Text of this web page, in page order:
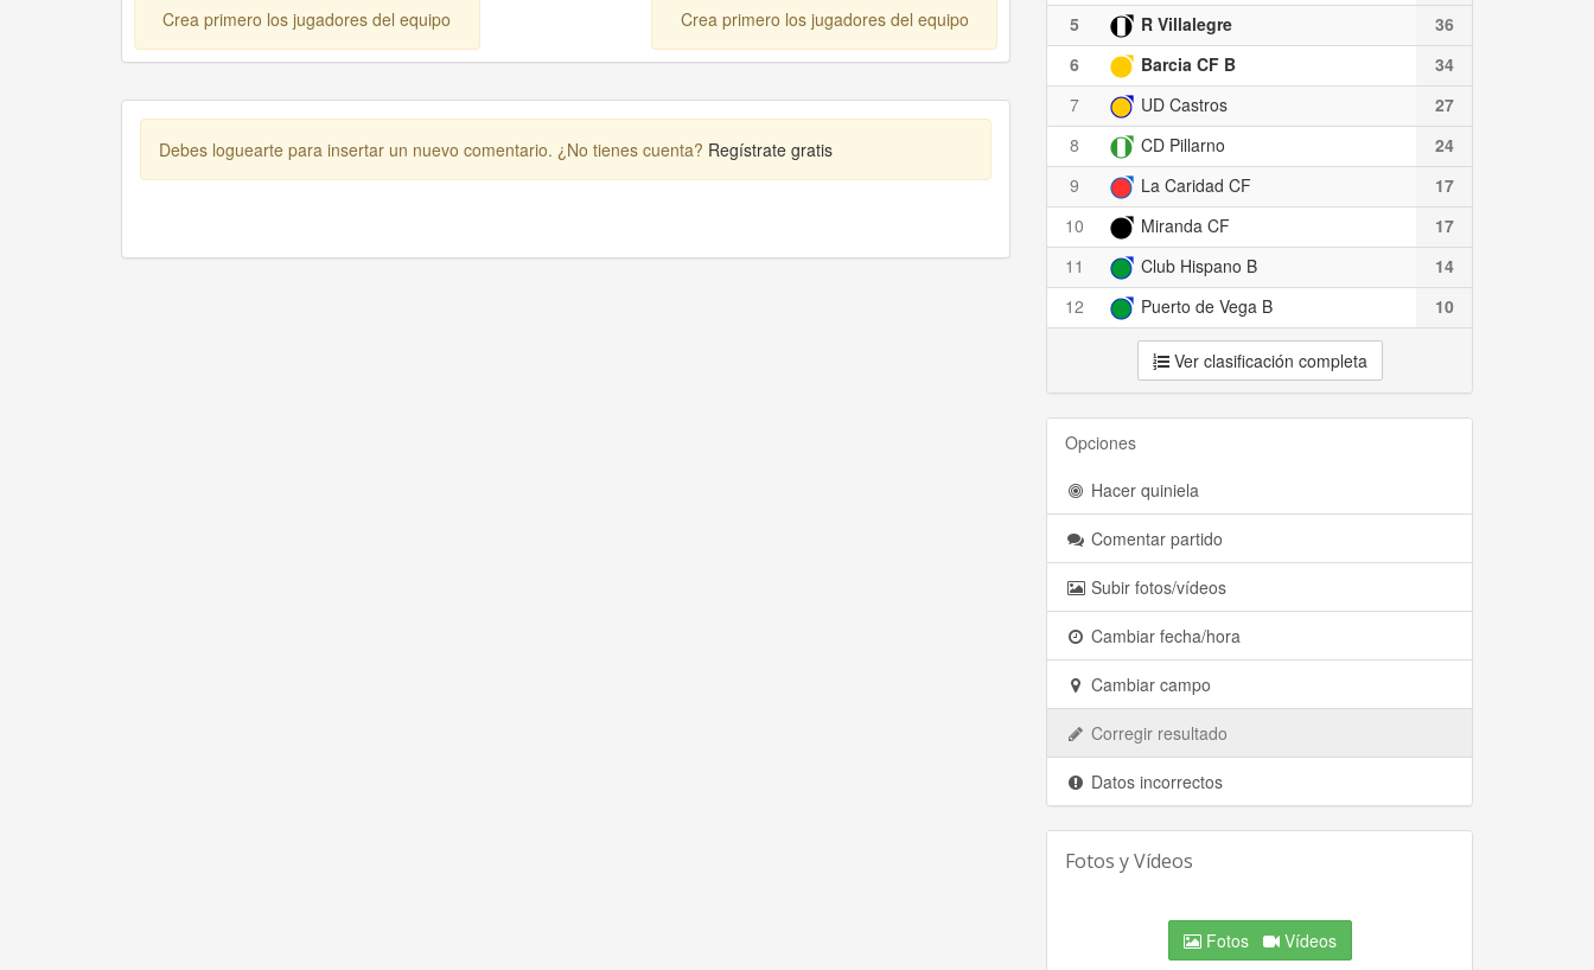
Crea primero los jugadores del equipo Crea primero los jugadores del equipo
Debes loguearte para insertar un nuevo comentario. ¿No tienes cuenta? Regístrate gratis
5
R Villalegre
36
6
Barcia CF B
34
7
UD Castros
27
8
CD Pillarno
24
9
La Caridad CF
17
10
Miranda CF
17
11
Club Hispano B
14
12
Puerto de Vega B 10
Ver clasificación completa
Opciones
Hacer quiniela
Comentar partido
Subir fotos/vídeos
Cambiar fecha/hora
Cambiar campo
Corregir resultado
Datos incorrectos
Fotos y Vídeos
Fotos Vídeos